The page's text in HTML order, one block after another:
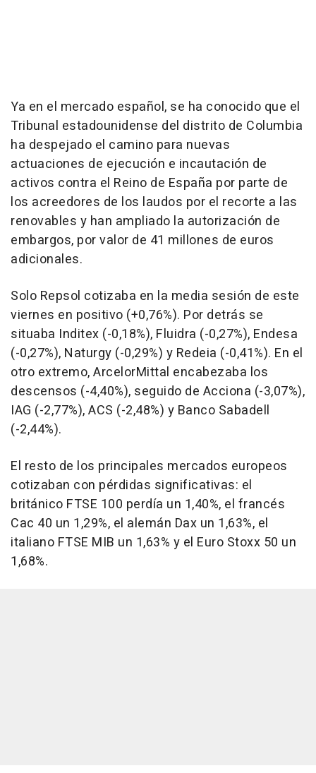
Ya en el mercado español, se ha conocido que el
Tribunal estadounidense del distrito de Columbia
ha despejado el camino para nuevas
actuaciones de ejecución e incautación de
activos contra el Reino de España por parte de
los acreedores de los laudos por el recorte a las
renovables y han ampliado la autorización de
embargos, por valor de 41 millones de euros
adicionales.
Solo Repsol cotizaba en la media sesión de este
viernes en positivo (+0,76%). Por detrás se
situaba Inditex (-0,18%), Fluidra (-0,27%), Endesa
(-0,27%), Naturgy (-0,29%) y Redeia (-0,41%). En el
otro extremo, ArcelorMittal encabezaba los
descensos (-4,40%), seguido de Acciona (-3,07%),
IAG (-2,77%), ACS (-2,48%) y Banco Sabadell
(-2,44%).
El resto de los principales mercados europeos
cotizaban con pérdidas significativas: el
británico FTSE 100 perdía un 1,40%, el francés
Cac 40 un 1,29%, el alemán Dax un 1,63%, el
italiano FTSE MIB un 1,63% y el Euro Stoxx 50 un
1,68%.